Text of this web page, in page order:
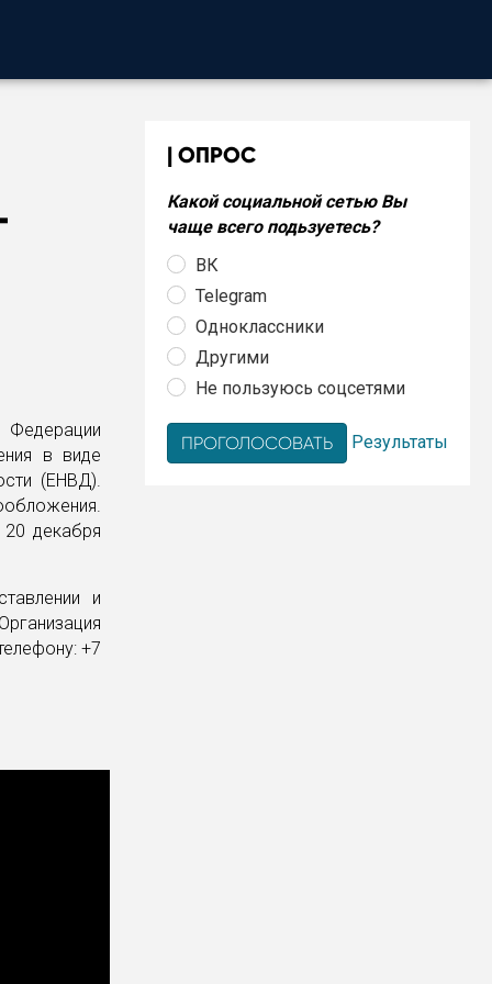
Федерации
в виде
(ЕНВД).
20 декабря
и
+7
ОПРОС
Какой социальной сетью Вы
чаще всего подьзуетесь?
ВК
Telegram
Одноклассники
Другими
Не пользуюсь соцсетями
Результаты